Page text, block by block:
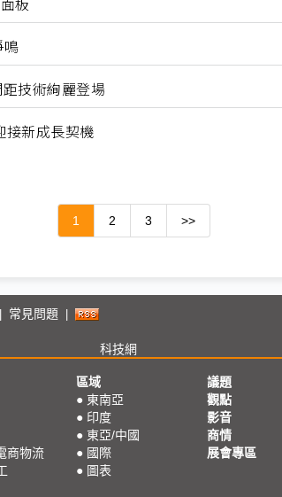
鳴
技術絢麗登場
接新成長契機
1 2 3 >>
常見問題
科技網
商物流
區域
● 東南亞
● 印度
● 東亞/中國
● 國際
● 圖表
議題
觀點
影音
商情
展會專區